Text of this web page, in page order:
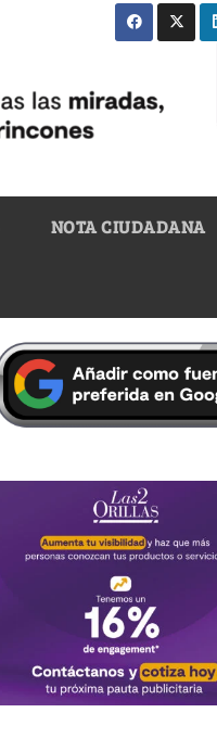
NOTA CIUDADANA